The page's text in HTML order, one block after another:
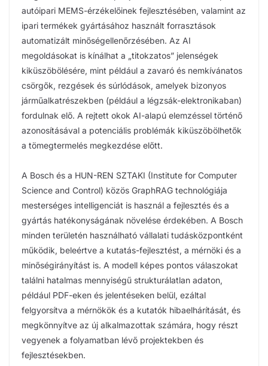
autóipari MEMS-érzékelőinek fejlesztésében, valamint az
ipari termékek gyártásához használt forrasztások
automatizált minőségellenőrzésében. Az AI
megoldásokat is kínálhat a „titokzatos” jelenségek
kiküszöbölésére, mint például a zavaró és nemkívánatos
csörgők, rezgések és súrlódások, amelyek bizonyos
járműalkatrészekben (például a légzsák-elektronikaban)
fordulnak elő. A rejtett okok AI-alapú elemzéssel történő
azonosításával a potenciális problémák kiküszöbölhetők
a tömegtermelés megkezdése előtt.
A Bosch és a HUN-REN SZTAKI (Institute for Computer
Science and Control) közös GraphRAG technológiája
mesterséges intelligenciát is használ a fejlesztés és a
gyártás hatékonyságának növelése érdekében. A Bosch
minden területén használható vállalati tudásközpontként
működik, beleértve a kutatás-fejlesztést, a mérnöki és a
minőségirányítást is. A modell képes pontos válaszokat
találni hatalmas mennyiségű strukturálatlan adaton,
például PDF-eken és jelentéseken belül, ezáltal
felgyorsítva a mérnökök és a kutatók hibaelhárítását, és
megkönnyítve az új alkalmazottak számára, hogy részt
vegyenek a folyamatban lévő projektekben és
fejlesztésekben.